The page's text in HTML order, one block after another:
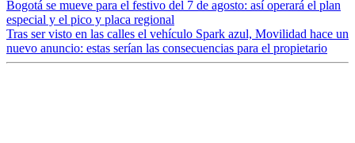
Bogotá se mueve para el festivo del 7 de agosto: así operará el plan
especial y el pico y placa regional
Tras ser visto en las calles el vehículo Spark azul, Movilidad hace un
nuevo anuncio: estas serían las consecuencias para el propietario